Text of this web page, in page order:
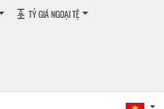
TỶ GIÁ NGOẠI TỆ